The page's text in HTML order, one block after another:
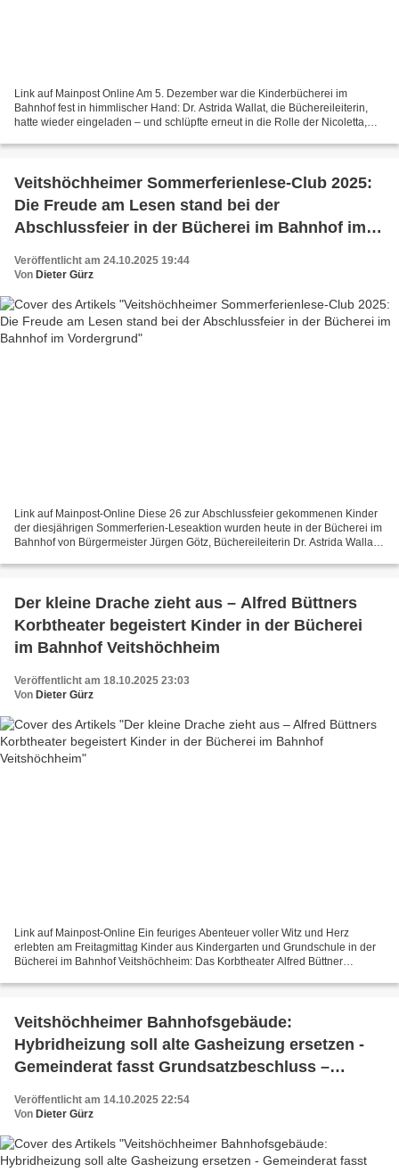
Link auf Mainpost Online Am 5. Dezember war die Kinderbücherei im
Bahnhof fest in himmlischer Hand: Dr. Astrida Wallat, die Büchereileiterin,
hatte wieder eingeladen – und schlüpfte erneut in die Rolle der Nicoletta,
Veitshöchheimer Sommerferienlese-Club 2025:
Die Freude am Lesen stand bei der
Abschlussfeier in der Bücherei im Bahnhof im
Veröffentlicht am 24.10.2025 19:44
Von Dieter Gürz
Link auf Mainpost-Online Diese 26 zur Abschlussfeier gekommenen Kinder
der diesjährigen Sommerferien-Leseaktion wurden heute in der Bücherei im
Bahnhof von Bürgermeister Jürgen Götz, Büchereileiterin Dr. Astrida Wallat
Der kleine Drache zieht aus – Alfred Büttners
Korbtheater begeistert Kinder in der Bücherei
im Bahnhof Veitshöchheim
Veröffentlicht am 18.10.2025 23:03
Von Dieter Gürz
Link auf Mainpost-Online Ein feuriges Abenteuer voller Witz und Herz
erlebten am Freitagmittag Kinder aus Kindergarten und Grundschule in der
Bücherei im Bahnhof Veitshöchheim: Das Korbtheater Alfred Büttner
Veitshöchheimer Bahnhofsgebäude:
Hybridheizung soll alte Gasheizung ersetzen -
Gemeinderat fasst Grundsatzbeschluss –
Veröffentlicht am 14.10.2025 22:54
Von Dieter Gürz